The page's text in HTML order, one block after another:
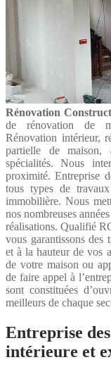
Rénovation
de rénovation de
Rénovation intérieur,
partielle de maison,
spécialités. Nous
proximité. Entreprise
tous types de
immobilière. Nous
nos nombreuses
réalisations. Qualifié
vous garantissons des
et à la hauteur de vos
de votre maison ou
de faire appel à
sont constituées
meilleurs de chaque
Entreprise
intérieure et